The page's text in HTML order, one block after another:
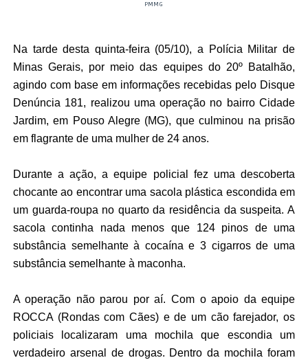
PMMG
Na tarde desta quinta-feira (05/10), a Polícia Militar de
Minas Gerais, por meio das equipes do 20º Batalhão,
agindo com base em informações recebidas pelo Disque
Denúncia 181, realizou uma operação no bairro Cidade
Jardim, em Pouso Alegre (MG), que culminou na prisão
em flagrante de uma mulher de 24 anos.
Durante a ação, a equipe policial fez uma descoberta
chocante ao encontrar uma sacola plástica escondida em
um guarda-roupa no quarto da residência da suspeita. A
sacola continha nada menos que 124 pinos de uma
substância semelhante à cocaína e 3 cigarros de uma
substância semelhante à maconha.
A operação não parou por aí. Com o apoio da equipe
ROCCA (Rondas com Cães) e de um cão farejador, os
policiais localizaram uma mochila que escondia um
verdadeiro arsenal de drogas. Dentro da mochila foram